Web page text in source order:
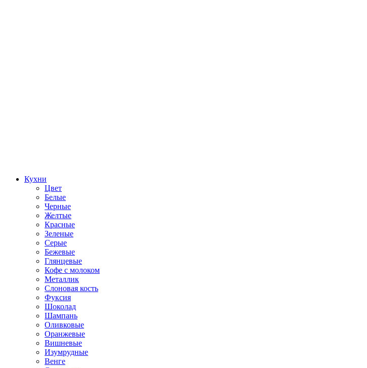
Кухни
Цвет
Белые
Черные
Желтые
Красные
Зеленые
Серые
Бежевые
Глянцевые
Кофе с молоком
Металлик
Слоновая кость
Фуксия
Шоколад
Шампань
Оливковые
Оранжевые
Вишневые
Изумрудные
Венге